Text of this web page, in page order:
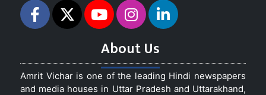
About Us
Amrit Vichar is one of the leading Hindi newspapers
and media houses in Uttar Pradesh and Uttarakhand,